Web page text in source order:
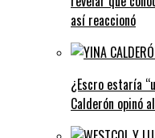
así reaccionó
¿Escro estaría
Calderón opinó